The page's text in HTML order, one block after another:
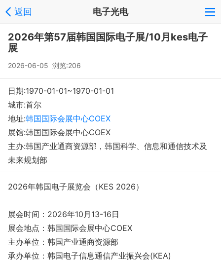
返回 电子光电
2026年第57届韩国国际电子展/10月kes电子
展
2026-06-05 浏览:206
日期:1970-01-01~1970-01-01
城市:首尔
地址:韩国国际会展中心COEX
展馆:韩国国际会展中心COEX
主办:韩国产业通商资源部，韩国科学、信息和通信技术及
未来规划部
2026年韩国电子展览会（KES 2026）
展会时间：2026年10月13-16日
展会地点：韩国国际会展中心COEX
主办单位：韩国产业通商资源部
承办单位：韩国电子信息通信产业振兴会(KEA)